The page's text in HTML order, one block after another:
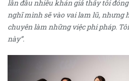
lần đầu nhiều khán giả thấy tôi
nghĩ mình sẽ vào vai lam lũ, nhưng
chuyên làm những việc phi pháp.
này”.